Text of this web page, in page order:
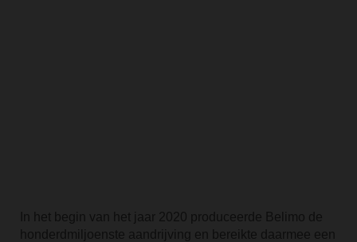
In het begin van het jaar 2020 produceerde Belimo de
honderdmiljoenste aandrijving en bereikte daarmee een